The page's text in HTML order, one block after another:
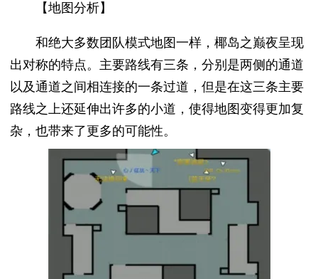
【地图分析】
和绝大多数团队模式地图一样，椰岛之巅夜呈现
出对称的特点。主要路线有三条，分别是两侧的通道
以及通道之间相连接的一条过道，但是在这三条主要
路线之上还延伸出许多的小道，使得地图变得更加复
杂，也带来了更多的可能性。